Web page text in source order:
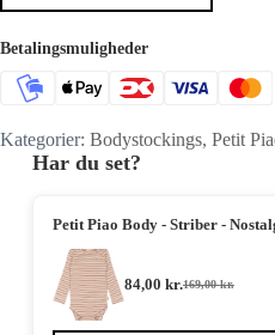
Betalingsmuligheder
Kategorier: Bodystockings, Petit
Har du set?
Petit Piao Body - Striber -
169,00kr.
Den
pris
84,00 kr.Den
pris